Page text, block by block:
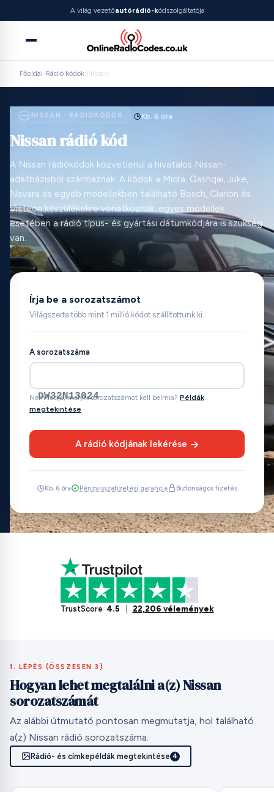
A világ vezetőautórádió-kódszolgáltatója
Főoldal›Rádió kódok›Nissan
NISSAN · RÁDIÓKÓDOK Kb. 6 óra
Nissan rádió kód
A Nissan rádiókódok közvetlenül a hivatalos Nissan-
adatbázisból származnak. A kódok a Micra, Qashqai, Juke,
Navara és egyéb modellekben található Bosch, Clarion és
Visteon készülékekre vonatkoznak; egyes modellek
esetében a rádió típus- és gyártási dátumkódjára is szükség
van.
Írja be a sorozatszámot
Világszerte több mint 1 millió kódot szállítottunk ki.
A sorozatszáma
DW32N13024
Nem tudja, melyik sorozatszámot kell beírnia? Példák
megtekintése
A rádió kódjának lekérése
Kb. 6 óra Pénzvisszafizetési garancia Biztonságos fizetés
TrustScore 4.5 22,206 vélemények
1. LÉPÉS (ÖSSZESEN 3)
Hogyan lehet megtalálni a(z) Nissan
sorozatszámát
Az alábbi útmutató pontosan megmutatja, hol található
a(z) Nissan rádió sorozatszáma.
Rádió- és címkepéldák megtekintése 4